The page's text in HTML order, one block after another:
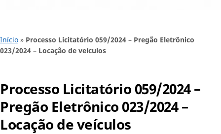
Início » Processo Licitatório 059/2024 – Pregão Eletrônico
023/2024 – Locação de veículos
Processo Licitatório 059/2024 –
Pregão Eletrônico 023/2024 –
Locação de veículos